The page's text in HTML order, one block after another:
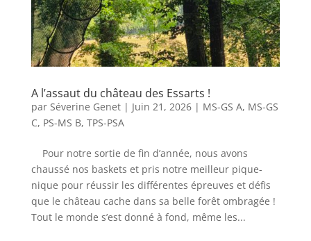
A l’assaut du château des Essarts !
par Séverine Genet| Juin 21, 2026| MS-GS A, MS-GS
C, PS-MS B, TPS-PSA
Pour notre sortie de fin d’année, nous avons
chaussé nos baskets et pris notre meilleur pique-
nique pour réussir les différentes épreuves et défis
que le château cache dans sa belle forêt ombragée !
Tout le monde s’est donné à fond, même les...